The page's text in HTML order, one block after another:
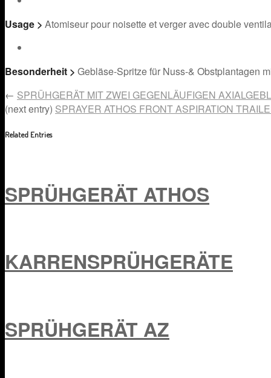
Usage > Atomiseur pour noisette et verger avec double
Besonderheit > Gebläse-Spritze für Nuss-& Obstplantagen
← SPRÜHGERÄT MIT ZWEI GEGENLÄUFIGEN
(next entry) SPRAYER ATHOS FRONT ASPIRATION
Related Entries
SPRÜHGERÄT ATHOS
KARRENSPRÜHGERÄTE
SPRÜHGERÄT AZ